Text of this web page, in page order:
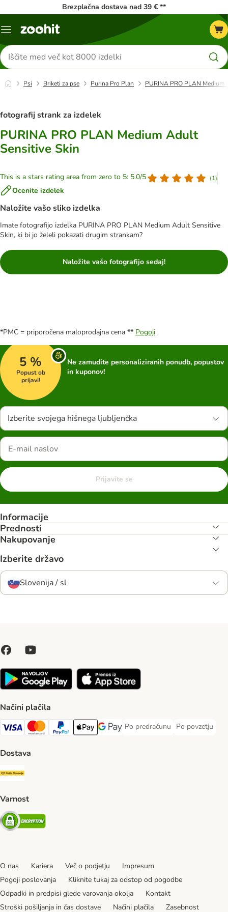
Brezplačna dostava nad 39 € **
Meni
Iskanje
izdelkov
Psi Briketi za pse Purina Pro Plan PURINA PRO PLAN Medium
fotografij strank za izdelek
PURINA PRO PLAN Medium Adult
Sensitive Skin
This is a stars rating area from zero to 5: 5.0/5 (1)
Ocenite izdelek
Naložite vašo sliko izdelka
Imate fotografijo izdelka PURINA PRO PLAN Medium Adult Sensitive
Skin, ki bi jo želeli pokazati drugim strankam?
Naložite vašo fotografijo sedaj!
*PMC = priporočena maloprodajna cena ** Pogoji
5 %
Popust ob
prijavi!
Ne zamudite personaliziranih ponudb, popustov
in kuponov!
Izberite svojega hišnega ljubljenčka
Prijavite se
Informacije
Prednosti
Nakupovanje
Izberite državo
Slovenija / sl
Načini plačila
Visa Payment Method
MasterCard Payment Method
PayPal Payment Method
Apple Pay Payment Method
Google pay Payment Method
Po predračunu
Po predračunu Payment Method
Po povzetju
Po povzetju
Dostava
Pošta Slovenije Shipping Method
Varnost
Security
O nas Kariera Več o podjetju
Impresum
Pogoji poslovanja
Kliknite tukaj za odstop od pogodbe
Odpadki in predpisi glede varovanja okolja
Kontakt
Stroški pošiljanja in čas dostave
Načini plačila Zasebnost